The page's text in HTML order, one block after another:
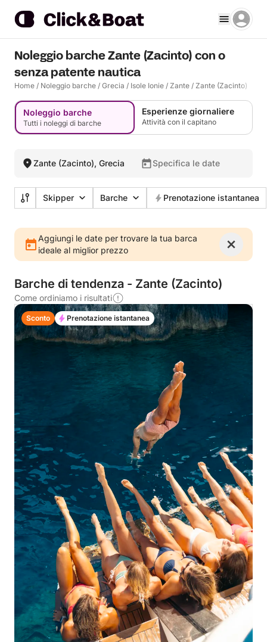
Noleggio barche Zante (Zacinto) con o
senza patente nautica
Home / Noleggio barche / Grecia / Isole Ionie / Zante / Zante (Zacinto)
Noleggio barche
Tutti i noleggi di barche
Esperienze giornaliere
Attività con il capitano
Zante (Zacinto), Grecia Specifica le date
Skipper Barche Prenotazione istantanea
Aggiungi le date per trovare la tua barca
ideale al miglior prezzo
Barche di tendenza - Zante (Zacinto)
Come ordiniamo i risultati
Sconto Prenotazione istantanea